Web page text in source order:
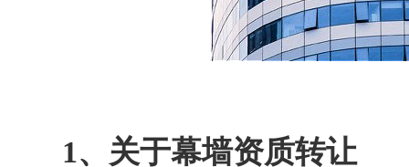
1、关于幕墙资质转让